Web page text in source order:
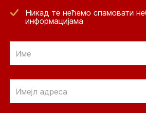
Никад те нећемо спамовати
информацијама